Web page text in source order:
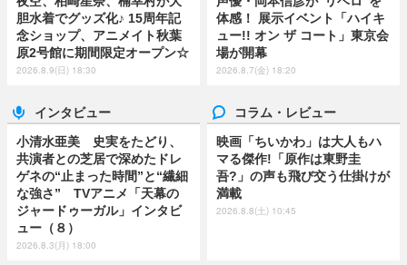
胆水着でグッズ化♪ 15周年記
念ショップ、アニメイト秋葉
原2号館に期間限定オープン☆
2026.8.9(日) 18:30
体感！ 展示イベント「ハイキ
ュー!! オン ザ コート」東京会
場が開幕
2026.8.7(金) 18:20
インタビュー
小清水亜美 史実をたどり、
共演者との芝居で深めたドレ
ゲネの“止まった時間”と“繊細
な強さ” TVアニメ「天幕の
ジャードゥーガル」インタビ
ュー（８）
2026.8.3(月) 18:00
コラム・レビュー
映画「ちいかわ」は大人もハ
マる傑作!「原作は東野圭
吾?」の声も飛び交う仕掛けが
満載
2026.8.8(土) 10:45